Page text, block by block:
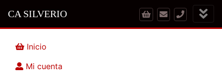
CA SILVERIO
Inicio
Mi cuenta